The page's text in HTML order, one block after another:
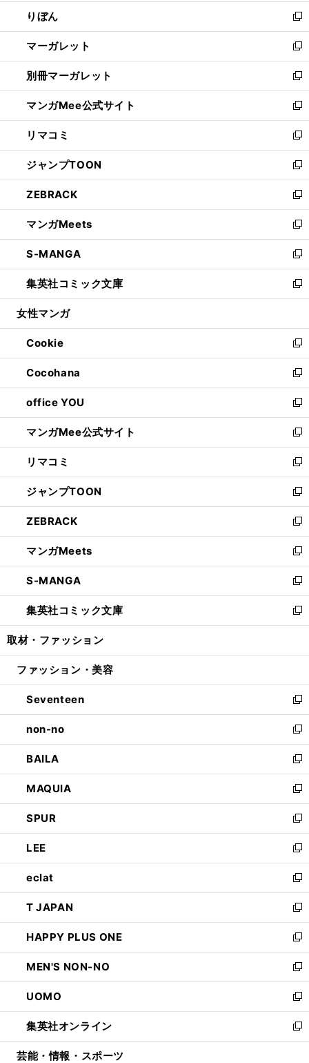
く
で
開
く
ン
ド
ウ
で
開
く
ウ
ィ
ン
ド
ウ
で
開
く
りぼん
新
し
い
ウ
ィ
ン
ド
ウ
で
開
く
マーガレット
新
し
い
ウ
ィ
ン
ド
ウ
で
開
く
別冊マーガレット
新
し
い
ウ
ィ
ン
ド
ウ
で
開
く
マンガMee公式サイト
新
し
い
ウ
ィ
ン
ド
ウ
で
開
く
リマコミ
新
し
い
ウ
ィ
ン
ド
ウ
で
開
く
ジャンプTOON
新
し
い
ウ
ィ
ン
ド
ウ
で
開
ZEBRACK
新
し
い
ウ
ィ
ン
ド
ウ
開
く
マンガMeets
新
し
い
ウ
ィ
ン
ウ
で
開
く
S-MANGA
新
し
い
ウ
ン
ド
ウ
で
開
く
集英社コミック文庫
新
し
ウ
ィ
ン
ド
ウ
で
開
く
女性マンガ
Cookie
新
し
い
ウ
ィ
ン
ド
ウ
で
開
く
Cocohana
新
し
い
ウ
ィ
ン
ド
ウ
で
開
く
office YOU
新
し
い
ウ
ィ
ン
ド
ウ
で
開
く
マンガMee公式サイト
新
し
い
ウ
ィ
ン
ド
ウ
で
開
く
リマコミ
新
し
い
ウ
ィ
ン
ド
ウ
で
開
く
ジャンプTOON
新
し
い
ウ
ィ
ン
ド
ウ
で
開
ZEBRACK
新
し
い
ウ
ィ
ン
ド
ウ
開
マンガMeets
新
し
い
ウ
ィ
ン
ウ
開
く
S-MANGA
新
し
い
ウ
ン
ウ
で
開
く
集英社コミック文庫
新
し
ウ
ン
ド
ウ
で
開
く
取材・ファッション
ファッション・美容
Seventeen
新
し
い
ウ
ィ
ン
ド
ウ
で
開
く
non-no
新
し
い
ウ
ィ
ン
ド
ウ
で
開
く
BAILA
新
し
い
ウ
ィ
ン
ド
ウ
で
開
く
MAQUIA
新
し
い
ウ
ィ
ン
ド
ウ
で
開
く
SPUR
新
し
い
ウ
ィ
ン
ド
ウ
で
開
く
LEE
新
し
い
ウ
ィ
ン
ド
ウ
で
開
く
eclat
新
し
い
ウ
ィ
ン
ド
ウ
で
開
く
T JAPAN
新
し
い
ウ
ィ
ン
ド
ウ
で
開
HAPPY PLUS ONE
新
し
い
ウ
ィ
ン
ド
ウ
MEN'S NON-NO
新
し
い
ウ
ィ
ン
UOMO
新
し
い
ウ
集英社オンライン
新
し
芸能・情報・スポーツ